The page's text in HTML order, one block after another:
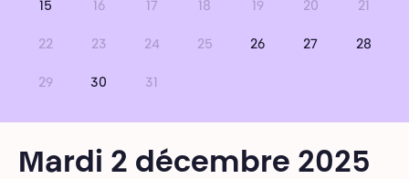
15 16 17 18 19 20 21
22 23 24 25 26 27 28
29 30 31
Mardi 2 décembre 2025